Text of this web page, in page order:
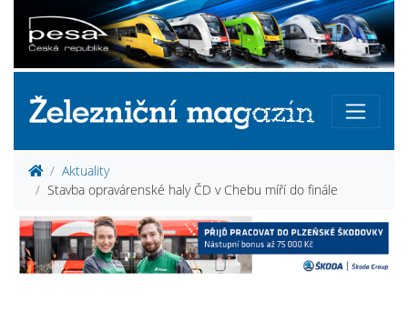
Aktuality
Stavba opravárenské haly ČD v Chebu míří do finále